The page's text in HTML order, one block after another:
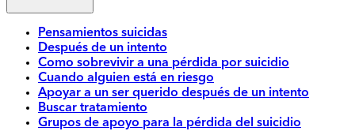
Pensamientos suicidas
Después de un intento
Como sobrevivir a una pérdida por suicidio
Cuando alguien está en riesgo
Apoyar a un ser querido después de un intento
Buscar tratamiento
Grupos de apoyo para la pérdida del suicidio